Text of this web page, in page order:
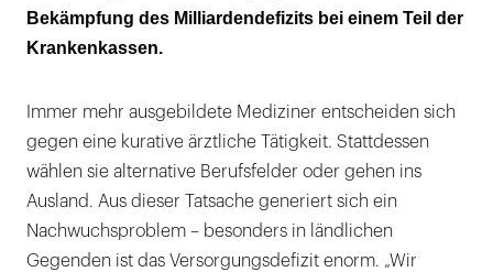
Bekämpfung des Milliardendefizits bei einem Teil der
Krankenkassen.
Immer mehr ausgebildete Mediziner entscheiden sich
gegen eine kurative ärztliche Tätigkeit. Stattdessen
wählen sie alternative Berufsfelder oder gehen ins
Ausland. Aus dieser Tatsache generiert sich ein
Nachwuchsproblem – besonders in ländlichen
Gegenden ist das Versorgungsdefizit enorm. „Wir